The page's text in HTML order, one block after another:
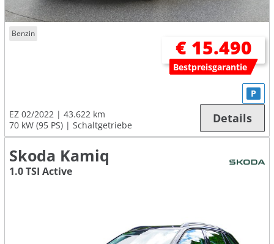
Benzin
€ 15.490
Bestpreisgarantie
EZ 02/2022
43.622 km
70 kW (95 PS)
Schaltgetriebe
P
Details
Skoda Kamiq
1.0 TSI Active